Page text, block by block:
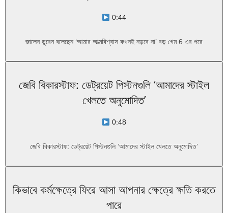
0:44
জালেন ডুরেন বলেছেন ‘আমার আত্মবিশ্বাস কখনই নড়বে না’ বড় গেম 6 এর পরে
জেবি বিকারস্টাফ: ডেট্রয়েট পিস্টনগুলি ‘আমাদের স্টাইল
খেলতে অনুমোদিত’
0:48
জেবি বিকারস্টাফ: ডেট্রয়েট পিস্টনগুলি ‘আমাদের স্টাইল খেলতে অনুমোদিত’
কিভাবে কর্মক্ষেত্রে ফিরে আসা আপনার ক্ষেত্রে ক্ষতি করতে
পারে